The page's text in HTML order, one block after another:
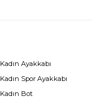
Kadın Ayakkabı
Kadın Spor Ayakkabı
Kadın Bot